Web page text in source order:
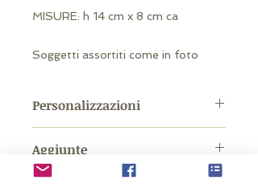
MISURE: h 14 cm x 8 cm ca
Soggetti assortiti come in foto
Personalizzazioni
incisione laser a fuoco sulla base o
sul quadrifoglio. Oppure sticker da
Aggiunte
Possibilità di aggiunta di confezione